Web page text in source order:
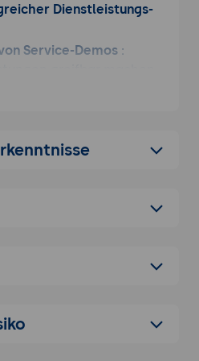
Dienstleistungs-
Service-Demos:
zur Lösungsvision
: Entscheider und